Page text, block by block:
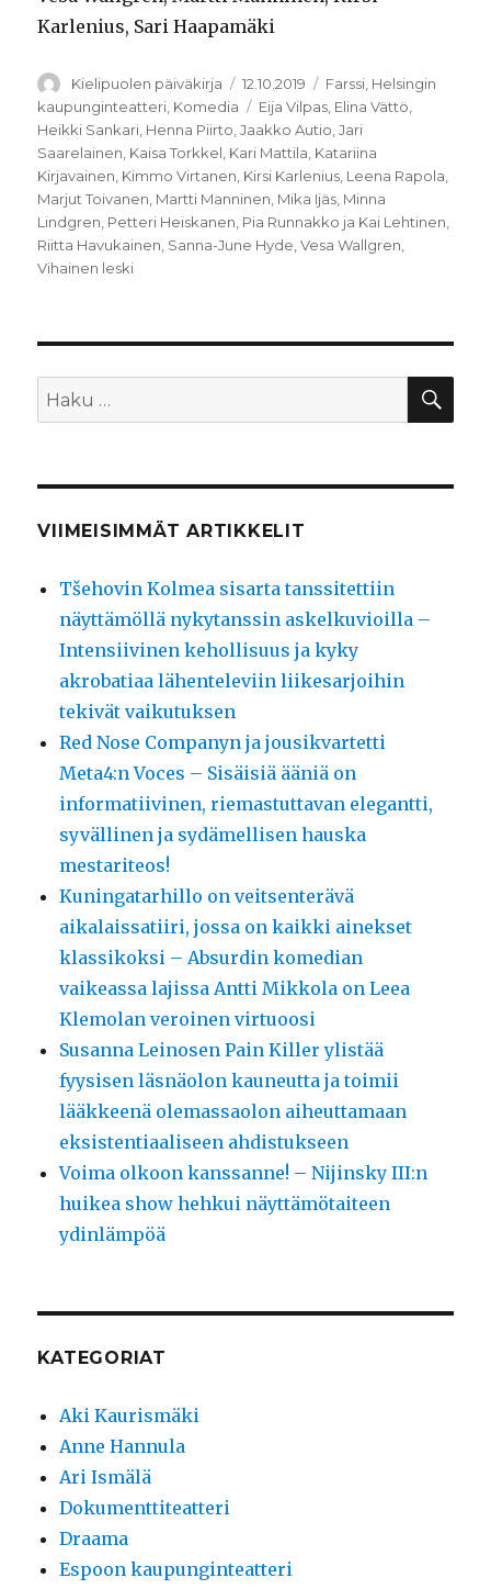
Karlenius, Sari Haapamäki
Kirjoittaja
Kielipuolen päiväkirja Julkaistu
12.10.2019 Kategoriat
Farssi Helsingin
kaupunginteatteri Komedia Avainsanat
Eija Vilpas Elina Vättö
Heikki Sankari Henna Piirto ,Jaakko Autio ,Jari
Saarelainen Kaisa Torkkel Kari Mattila Katariina
Kirjavainen Kimmo Virtanen Kirsi Karlenius Leena Rapola
Marjut Toivanen Martti Manninen Mika Ijäs Minna
Lindgren Petteri Heiskanen Pia Runnakko ja Kai Lehtinen
Riitta Havukainen Sanna-June Hyde ,Vesa Wallgren
Vihainen leski
Etsi:
VIIMEISIMMÄT ARTIKKELIT
Tšehovin Kolmea sisarta tanssitettiin
näyttämöllä nykytanssin askelkuvioilla –
Intensiivinen kehollisuus ja kyky
akrobatiaa lähenteleviin liikesarjoihin
tekivät vaikutuksen
Red Nose Companyn ja jousikvartetti
Meta4:n Voces – Sisäisiä ääniä on
informatiivinen, riemastuttavan elegantti,
syvällinen ja sydämellisen hauska
mestariteos!
Kuningatarhillo on veitsenterävä
aikalaissatiiri, jossa on kaikki ainekset
klassikoksi – Absurdin komedian
vaikeassa lajissa Antti Mikkola on Leea
Klemolan veroinen virtuoosi
Susanna Leinosen Pain Killer ylistää
fyysisen läsnäolon kauneutta ja toimii
lääkkeenä olemassaolon aiheuttamaan
eksistentiaaliseen ahdistukseen
Voima olkoon kanssanne! – Nijinsky III:n
huikea show hehkui näyttämötaiteen
ydinlämpöä
KATEGORIAT
Aki Kaurismäki
Anne Hannula
Ari Ismälä
Dokumenttiteatteri
Draama
Espoon kaupunginteatteri